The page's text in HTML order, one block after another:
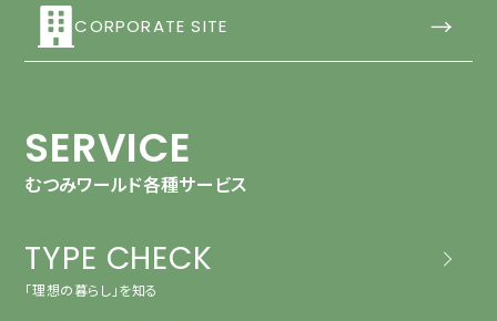
CORPORATE SITE →
SERVICE
むつみワールド各種サービス
TYPE CHECK
「理想の暮らし」を知る